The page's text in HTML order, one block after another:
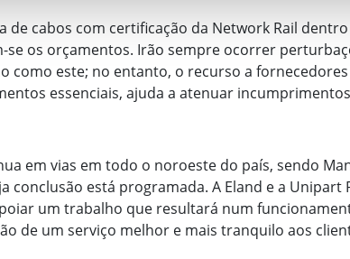
de cabos com certificação da Network Rail
os orçamentos. Irão sempre ocorrer
como este; no entanto, o recurso a
essenciais, ajuda a atenuar
em vias em todo o noroeste do país, sendo
conclusão está programada. A Eland e a
um trabalho que resultará num
de um serviço melhor e mais tranquilo aos